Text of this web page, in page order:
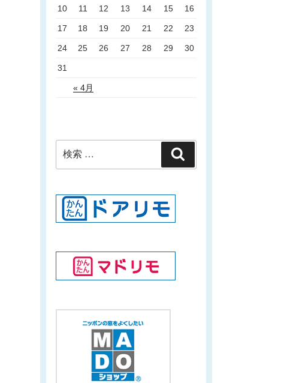
« 4月
10 11 12 13 14 15 16
17 18 19 20 21 22 23
24 25 26 27 28 29 30
31
索:
索